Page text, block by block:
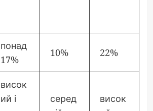
понад
17%
10% 22%
висок
ий і
серед
висок